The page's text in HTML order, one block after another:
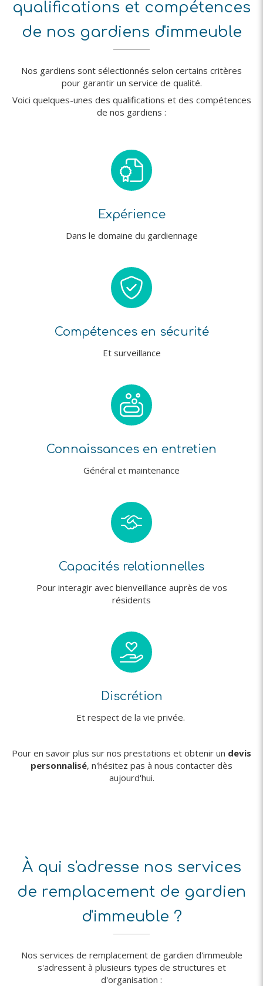
qualifications et compétences
de nos gardiens d'immeuble
Nos gardiens sont sélectionnés selon certains critères
pour garantir un service de qualité.
Voici quelques-unes des qualifications et des compétences
de nos gardiens :
Expérience
Dans le domaine du gardiennage
Compétences en sécurité
Et surveillance
Connaissances en entretien
Général et maintenance
Capacités relationnelles
Pour interagir avec bienveillance auprès de vos
résidents
Discrétion
Et respect de la vie privée.
Pour en savoir plus sur nos prestations et obtenir un devis
personnalisé, n'hésitez pas à nous contacter dès
aujourd'hui.
À qui s'adresse nos services
de remplacement de gardien
d'immeuble ?
Nos services de remplacement de gardien d'immeuble
s'adressent à plusieurs types de structures et
d'organisation :